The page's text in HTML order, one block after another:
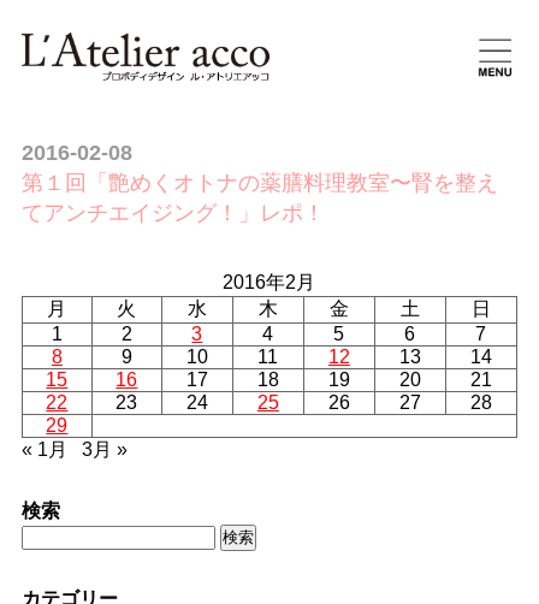
2016-02-08
第１回「艶めくオトナの薬膳料理教室〜腎を整え
てアンチエイジング！」レポ！
2016年2月
月
火 水 木 金 土
日
1
2 3 4 5 6
7
8
9 10 11 12 13
14
15
16 17 18 19 20
21
22
23 24 25 26 27
28
29
« 1月
3月 »
検索
カテゴリー